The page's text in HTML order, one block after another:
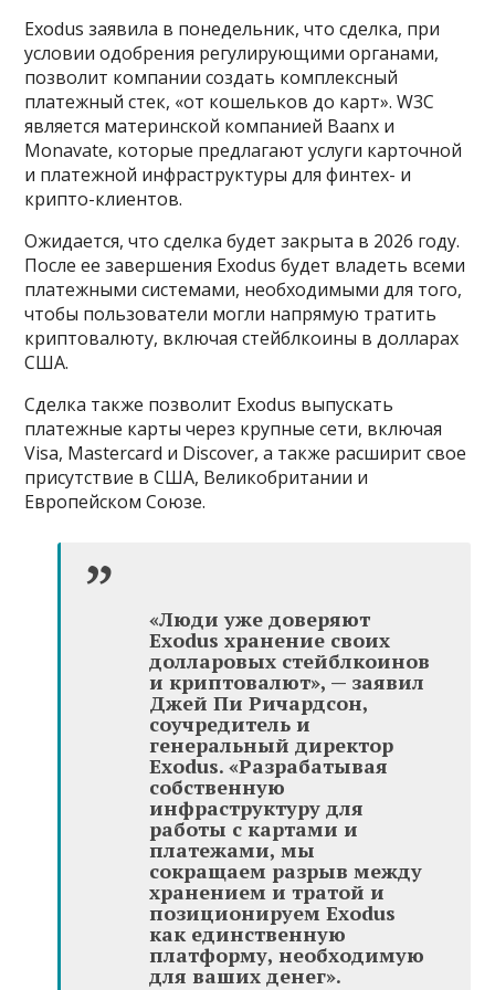
Exodus заявила в понедельник, что сделка, при
условии одобрения регулирующими органами,
позволит компании создать комплексный
платежный стек, «от кошельков до карт». W3C
является материнской компанией Baanx и
Monavate, которые предлагают услуги карточной
и платежной инфраструктуры для финтех- и
крипто-клиентов.
Ожидается, что сделка будет закрыта в 2026 году.
После ее завершения Exodus будет владеть всеми
платежными системами, необходимыми для того,
чтобы пользователи могли напрямую тратить
криптовалюту, включая стейблкоины в долларах
США.
Сделка также позволит Exodus выпускать
платежные карты через крупные сети, включая
Visa, Mastercard и Discover, а также расширит свое
присутствие в США, Великобритании и
Европейском Союзе.
«Люди уже доверяют
Exodus хранение своих
долларовых стейблкоинов
и криптовалют», — заявил
Джей Пи Ричардсон,
соучредитель и
генеральный директор
Exodus. «Разрабатывая
собственную
инфраструктуру для
работы с картами и
платежами, мы
сокращаем разрыв между
хранением и тратой и
позиционируем Exodus
как единственную
платформу, необходимую
для ваших денег».